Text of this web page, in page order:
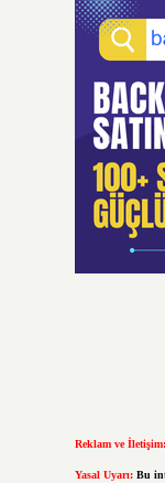
Reklam ve İletişim:
Yasal Uyarı: Bu